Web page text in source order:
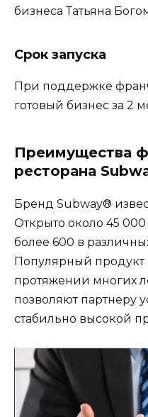
бизнеса Татьяна
Срок запуска
При поддержке
готовый бизнес за 2
Преимущества
ресторана
Бренд Subway®
Открыто около 45
более 600 в
Популярный продукт
протяжении многих
позволяют партнеру
стабильно высокой